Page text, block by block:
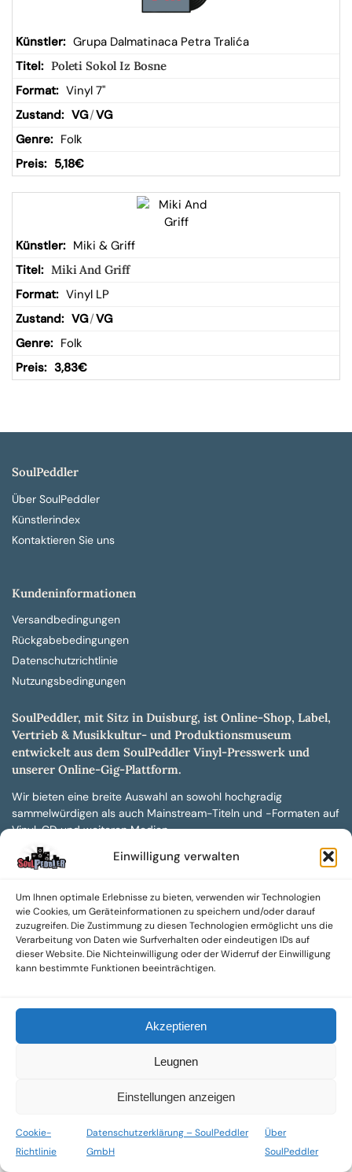
Einwilligung verwalten
Um Ihnen optimale Erlebnisse zu bieten, verwenden wir Technologien
wie Cookies, um Geräteinformationen zu speichern und/oder darauf
zuzugreifen. Die Zustimmung zu diesen Technologien ermöglicht uns die
Verarbeitung von Daten wie Surfverhalten oder eindeutigen IDs auf
dieser Website. Die Nichteinwilligung oder der Widerruf der Einwilligung
kann bestimmte Funktionen beeinträchtigen.
Akzeptieren
Leugnen
Einstellungen anzeigen
Cookie-
Richtlinie
Datenschutzerklärung – SoulPeddler
GmbH
Über
SoulPeddler
Grupa Dalmatinaca Petra Tralića
Poleti Sokol Iz Bosne
Vinyl 7"
VG/VG
Folk
5,18€
Miki & Griff
Miki And Griff
Vinyl LP
VG/VG
Folk
3,83€
SoulPeddler
Über SoulPeddler
Künstlerindex
Kontaktieren Sie uns
Kundeninformationen
Versandbedingungen
Rückgabebedingungen
Datenschutzrichtlinie
Nutzungsbedingungen
SoulPeddler, mit Sitz in Duisburg, ist Online-Shop, Label,
Vertrieb & Musikkultur- und Produktionsmuseum
entwickelt aus dem SoulPeddler Vinyl-Presswerk und
unserer Online-Gig-Plattform.
Wir bieten eine breite Auswahl an sowohl hochgradig
sammelwürdigen als auch Mainstream-Titeln und -Formaten auf
Vinyl, CD und weiteren Medien.
Sowohl neue als auch gebrauchte, nach Zustand bewertete
Titeln erhältlich.
Wir setzen uns leidenschaftlich für unabhängige Künstler und
Labels ein und bieten hochwertige, maßgeschneiderte Lösungen
aus über 30 Jahren Erfahrung in der Musikindustrie.
© 2025 SoulPeddler GmbH®